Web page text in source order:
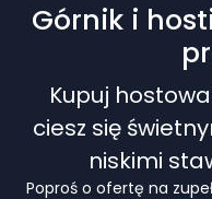
Górnik i
Kupuj
ciesz się
niskimi
Poproś o ofertę na